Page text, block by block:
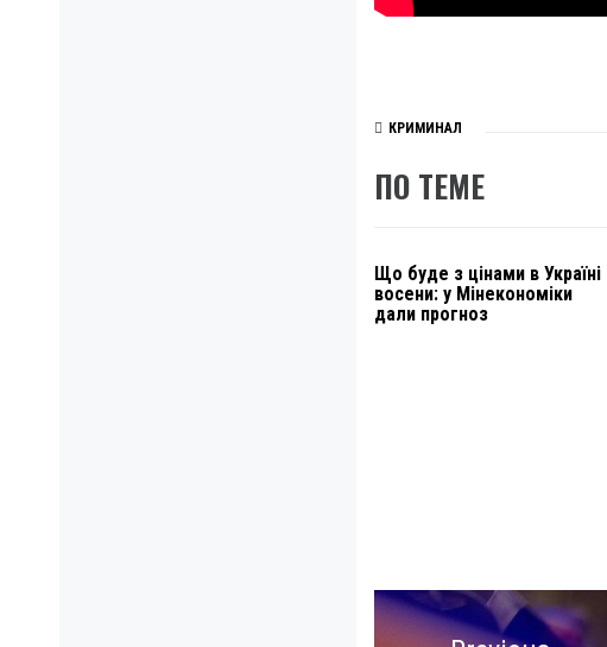
КРИМИНАЛ
ПО ТЕМЕ
Що буде з цінами в Україні
восени: у Мінекономіки
дали прогноз
Навигация
по